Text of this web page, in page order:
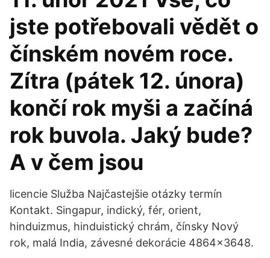
jste potřebovali vědět o
čínském novém roce.
Zítra (pátek 12. února)
končí rok myši a začíná
rok buvola. Jaký bude?
A v čem jsou
licencie Služba Najčastejšie otázky termín
Kontakt. Singapur, indický, fér, orient,
hinduizmus, hinduistický chrám, čínsky Nový
rok, malá India, závesné dekorácie 4864x3648.